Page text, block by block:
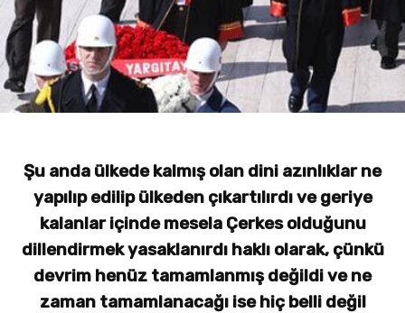
Şu anda ülkede kalmış olan dini azınlıklar ne
yapılıp edilip ülkeden çıkartılırdı ve geriye
kalanlar içinde mesela Çerkes olduğunu
dillendirmek yasaklanırdı haklı olarak, çünkü
devrim henüz tamamlanmış değildi ve ne
zaman tamamlanacağı ise hiç belli değil